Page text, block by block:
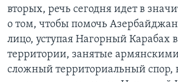
вторых, речь сегодня идет в
о том, чтобы помочь
лицо, уступая Нагорный Карабах
территории, занятые
сложный территориальный спор,